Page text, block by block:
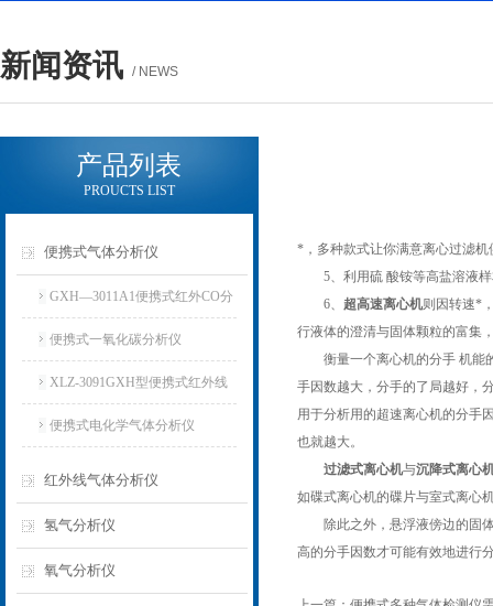
新闻资讯 / NEWS
产品列表
PROUCTS LIST
便携式气体分析仪
GXH—3011A1便携式红外CO分
析仪
便携式一氧化碳分析仪
XLZ-3091GXH型便携式红外线
分析仪
便携式电化学气体分析仪
红外线气体分析仪
氢气分析仪
氧气分析仪
*，多种款式让你满意离心过滤
5、利用硫 酸铵等高盐溶液样
6、 超高速离心机则因转速*
行液体的澄清与固体颗粒的富集
衡量一个离心机的分手 机能的
手因数越大，分手的了局越好，
用于分析用的超速离心机的分手
也就越大。
过滤式离心机与沉降式离心
如碟式离心机的碟片与室式离心
除此之外，悬浮液傍边的固体
高的分手因数才可能有效地进行